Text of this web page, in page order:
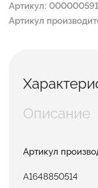
Артикул:
Артикул
Описание
Артикул
A1648850514